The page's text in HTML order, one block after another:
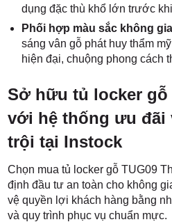
dụng đặc thù khổ lớn trước
Phối hợp màu sắc không
sáng vân gỗ phát huy thẩm
hiện đại, chuộng phong cách
Sở hữu tủ locker gỗ
với hệ thống ưu đãi
trội tại Instock
Chọn mua tủ locker gỗ TUG09
định đầu tư an toàn cho không
vệ quyền lợi khách hàng bằng
và quy trình phục vụ chuẩn mực.